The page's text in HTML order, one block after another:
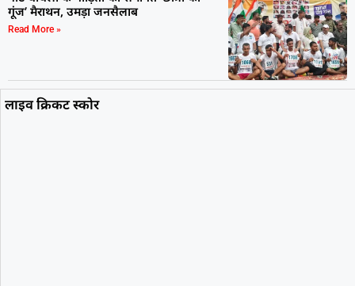
गूंज’ मैराथन, उमड़ा जनसैलाब
Read More »
लाइव क्रिकट स्कोर